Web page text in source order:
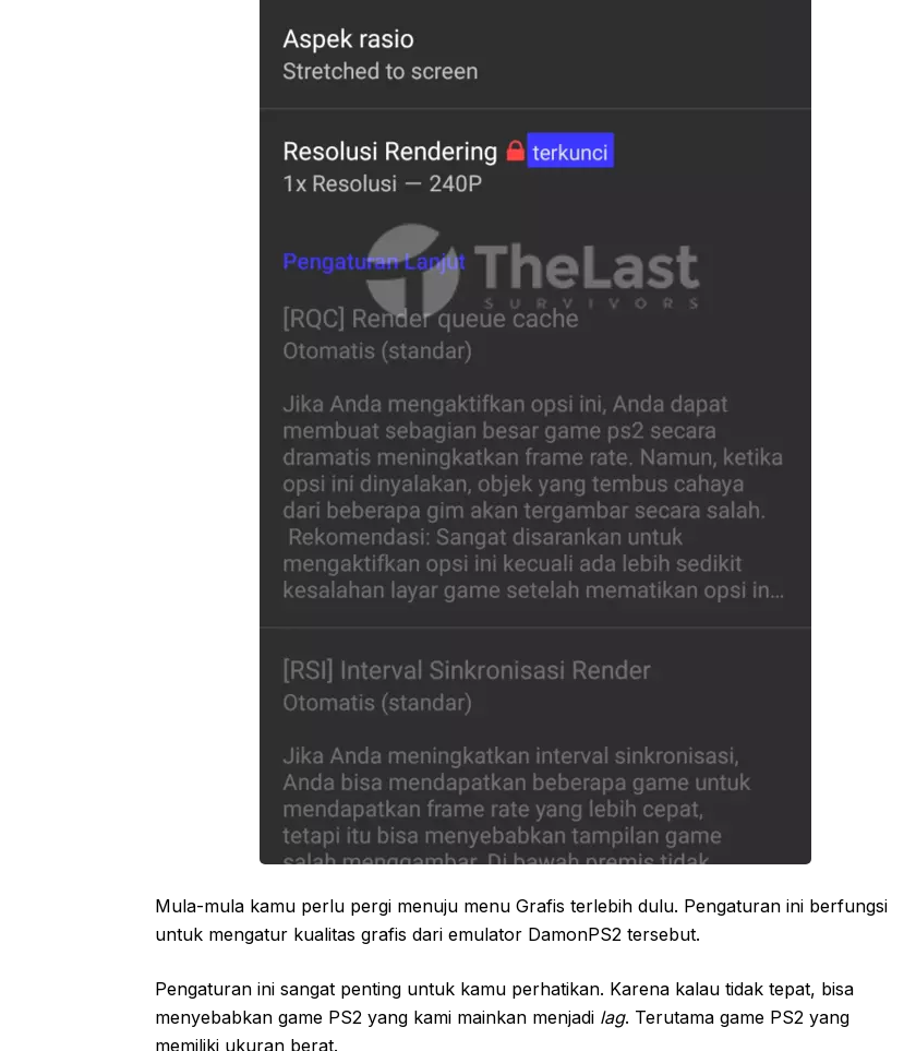
Mula-mula kamu perlu pergi menuju menu Grafis terlebih dulu. Pengaturan ini berfungsi
untuk mengatur kualitas grafis dari emulator DamonPS2 tersebut.
Pengaturan ini sangat penting untuk kamu perhatikan. Karena kalau tidak tepat, bisa
menyebabkan game PS2 yang kami mainkan menjadi lag. Terutama game PS2 yang
memiliki ukuran berat.